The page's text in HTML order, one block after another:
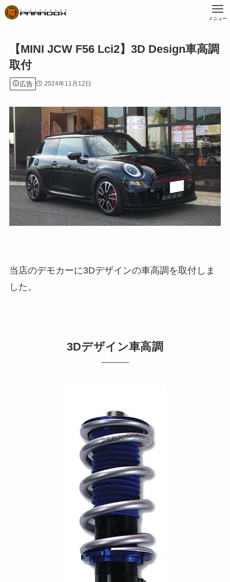
メニュー
【MINI JCW F56 Lci2】3D Design車高調
取付
広告 2024年11月12日
当店のデモカーに3Dデザインの車高調を取付しま
した。
3Dデザイン車高調